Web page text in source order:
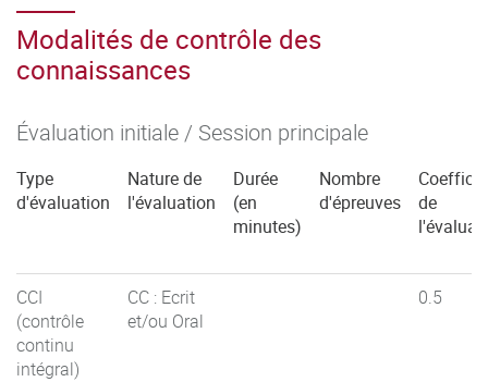
Modalités de contrôle des
connaissances
Évaluation initiale / Session principale
Type
d'évaluation
Nature de
l'évaluation
Durée
(en
minutes)
Nombre
d'épreuves
de
CCI
(contrôle
continu
intégral)
CC : Ecrit
et/ou Oral
0.5